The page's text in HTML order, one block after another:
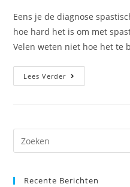
Eens je de diagnose
hoe hard het is om met
Velen weten niet hoe het te
Lees VerderSpastisch
Colon
Recente Berichten